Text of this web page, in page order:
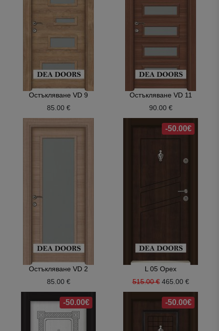
Остъкляване VD 9
85.00 €
Остъкляване VD 11
90.00 €
Остъкляване VD 2
85.00 €
-50.00€
L 05 Орех
515.00 € 465.00 €
-50.00€ -50.00€